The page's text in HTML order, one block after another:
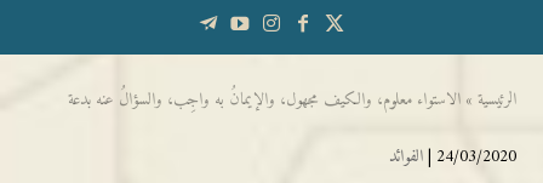
الرئيسية » الاستواء معلوم، والكيف مجهول، والإيمانُ به واجِب، والسؤالُ عنه بدعة
24/03/2020 | الفوائد